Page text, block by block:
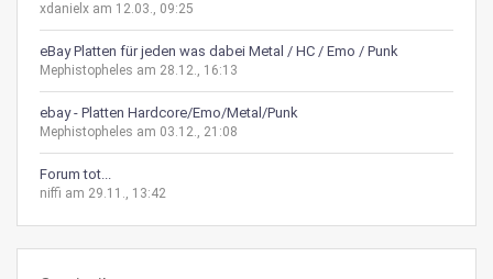
xdanielx am 12.03., 09:25
eBay Platten für jeden was dabei Metal / HC / Emo / Punk
Mephistopheles am 28.12., 16:13
ebay - Platten Hardcore/Emo/Metal/Punk
Mephistopheles am 03.12., 21:08
Forum tot...
niffi am 29.11., 13:42